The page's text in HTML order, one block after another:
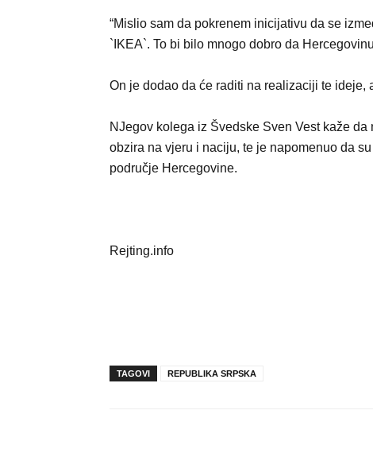
“Mislio sam da pokrenem inicijativu da se
`IKEA`. To bi bilo mnogo dobro da
On je dodao da će raditi na realizaciji te
NJegov kolega iz Švedske Sven Vest kaže
obzira na vjeru i naciju, te je napomenuo da
područje Hercegovine.
Rejting.info
TAGOVI REPUBLIKA SRPSKA